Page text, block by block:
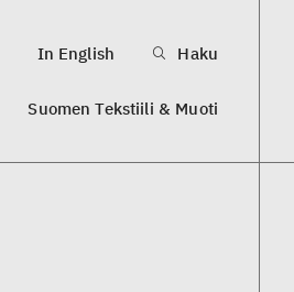
In English Haku
Suomen Tekstiili & Muoti